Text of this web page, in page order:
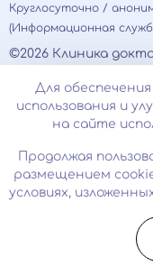
Круглосуточно /
(Информационная
©2026 Клиника
Вся информация на
офертой, несёт
не служит для
Есть
услуги,
характер и не
Оставаясь на
использование
Для
использования и
на сайте
Продолжая
размещением
условиях,